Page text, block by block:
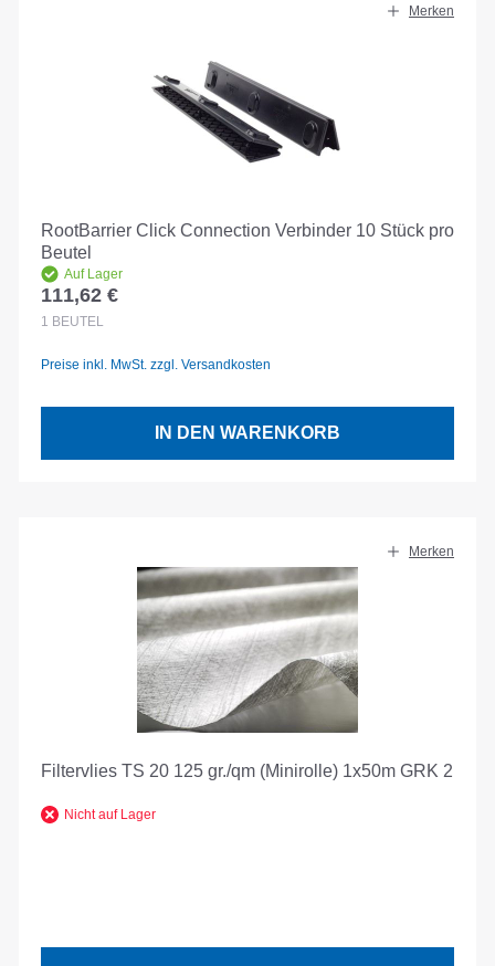
Merken
RootBarrier Click Connection Verbinder 10 Stück pro
Beutel
Auf Lager
Regulärer Preis:
111,62 €
1 BEUTEL
Preise inkl. MwSt. zzgl. Versandkosten
IN DEN WARENKORB
Merken
Filtervlies TS 20 125 gr./qm (Minirolle) 1x50m GRK 2
Nicht auf Lager